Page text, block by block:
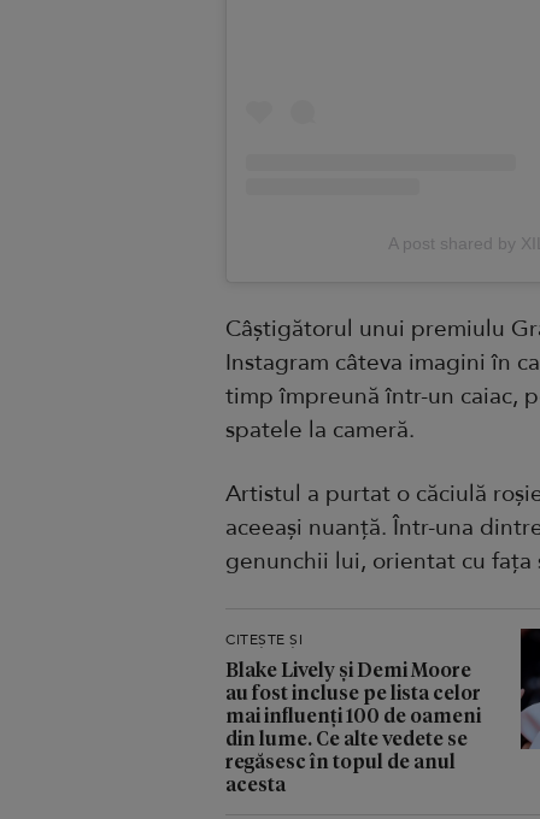
A post shared by
Câștigătorul unui premiulu
Instagram câteva imagini în
timp împreună într-un caiac,
spatele la cameră.
Artistul a purtat o căciulă
aceeași nuanță. Într-una
genunchii lui, orientat cu fața
CITEȘTE ȘI
Blake Lively și Demi Moore
au fost incluse pe lista celor
mai influenți 100 de oameni
din lume. Ce alte vedete se
regăsesc în topul de anul
acesta